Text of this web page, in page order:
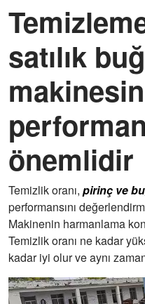
satılık
önemlidir
Temizlik oranı, pirinç ve
performansını
Makinenin harmanlama
Temizlik oranı ne kadar
kadar iyi olur ve aynı